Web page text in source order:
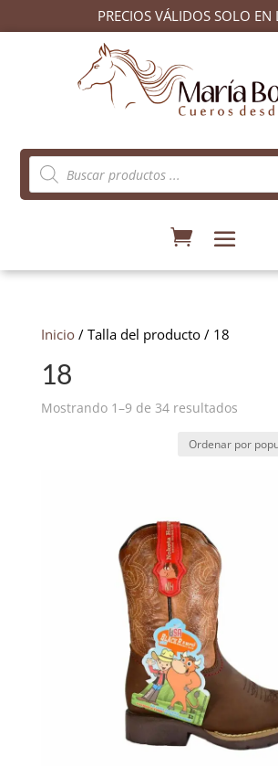
PRECIOS VÁLIDOS SOLO EN
Búsqueda
de
productos
Inicio/ Talla del producto / 18
18
Mostrando 1–9 de 34 resultados